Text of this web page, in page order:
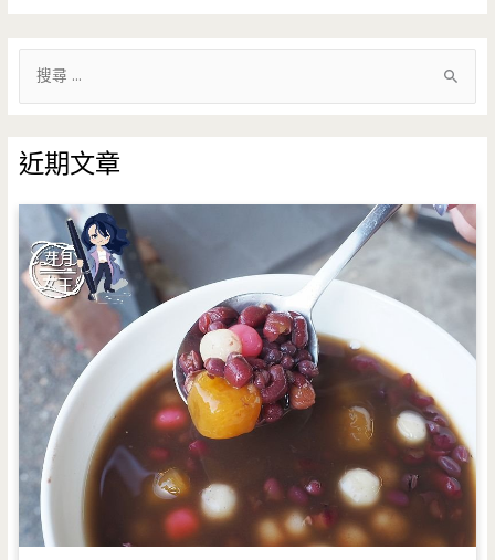
鍵
字
:
近期文章